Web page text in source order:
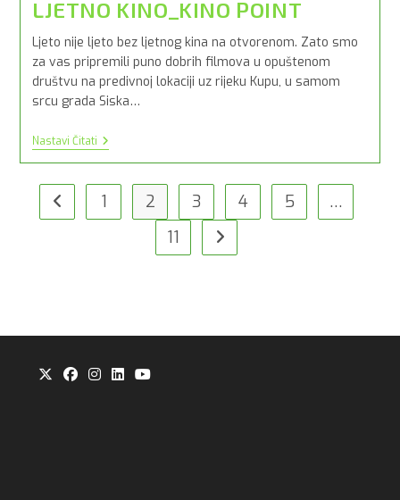
LJETNO KINO_KINO POINT
Ljeto nije ljeto bez ljetnog kina na otvorenom. Zato smo
za vas pripremili puno dobrih filmova u opuštenom
društvu na predivnoj lokaciji uz rijeku Kupu, u samom
srcu grada Siska…
Nastavi ČitatiLJETNO
KINO_KINO
POINT
Idi na prijašnju stranicu
1 2 3 4 5
…
11
Idi na slijedeću stranicu